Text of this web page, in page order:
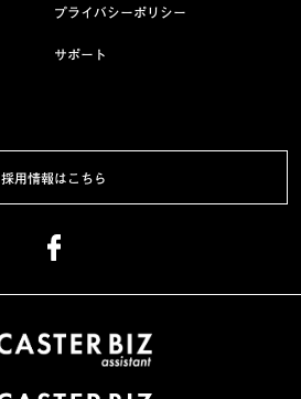
プライバシーポリシー
サポート
採用情報はこちら